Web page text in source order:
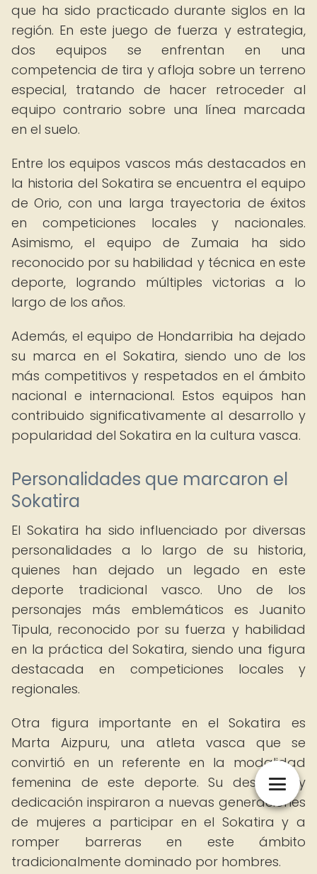
que ha sido practicado durante siglos en la
región. En este juego de fuerza y estrategia,
dos equipos se enfrentan en una
competencia de tira y afloja sobre un terreno
especial, tratando de hacer retroceder al
equipo contrario sobre una línea marcada
en el suelo.
Entre los equipos vascos más destacados en
la historia del Sokatira se encuentra el equipo
de Orio, con una larga trayectoria de éxitos
en competiciones locales y nacionales.
Asimismo, el equipo de Zumaia ha sido
reconocido por su habilidad y técnica en este
deporte, logrando múltiples victorias a lo
largo de los años.
Además, el equipo de Hondarribia ha dejado
su marca en el Sokatira, siendo uno de los
más competitivos y respetados en el ámbito
nacional e internacional. Estos equipos han
contribuido significativamente al desarrollo y
popularidad del Sokatira en la cultura vasca.
Personalidades que marcaron el
Sokatira
El Sokatira ha sido influenciado por diversas
personalidades a lo largo de su historia,
quienes han dejado un legado en este
deporte tradicional vasco. Uno de los
personajes más emblemáticos es Juanito
Tipula, reconocido por su fuerza y habilidad
en la práctica del Sokatira, siendo una figura
destacada en competiciones locales y
regionales.
Otra figura importante en el Sokatira es
Marta Aizpuru, una atleta vasca que se
convirtió en un referente en la modalidad
femenina de este deporte. Su destreza y
dedicación inspiraron a nuevas generaciones
de mujeres a participar en el Sokatira y a
romper barreras en este ámbito
tradicionalmente dominado por hombres.